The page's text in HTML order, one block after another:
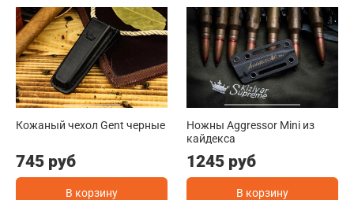
Кожаный чехол Gent черные
745 руб
В корзину
Ножны Aggressor Mini из
кайдекса
1245 руб
В корзину